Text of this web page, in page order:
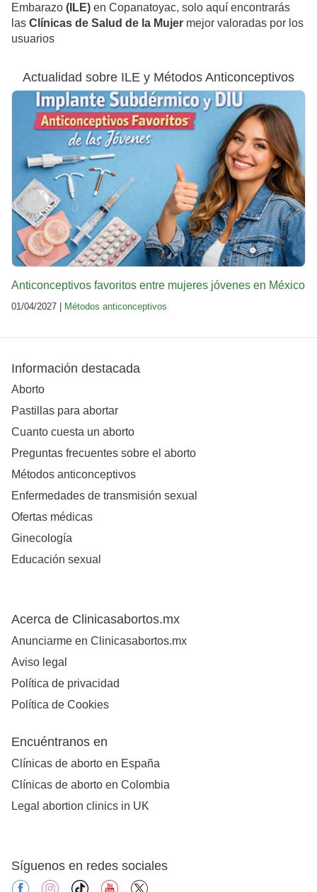
Embarazo (ILE) en Copanatoyac, solo aquí encontrarás
las Clínicas de Salud de la Mujer mejor valoradas por los
usuarios
Actualidad sobre ILE y Métodos Anticonceptivos
Anticonceptivos favoritos entre mujeres jóvenes en México
01/04/2027 | Métodos anticonceptivos
Información destacada
Aborto
Pastillas para abortar
Cuanto cuesta un aborto
Preguntas frecuentes sobre el aborto
Métodos anticonceptivos
Enfermedades de transmisión sexual
Ofertas médicas
Ginecología
Educación sexual
Acerca de Clinicasabortos.mx
Anunciarme en Clinicasabortos.mx
Aviso legal
Política de privacidad
Política de Cookies
Encuéntranos en
Clínicas de aborto en España
Clínicas de aborto en Colombia
Legal abortion clinics in UK
Síguenos en redes sociales
facebookinstagram
tiktok youtube